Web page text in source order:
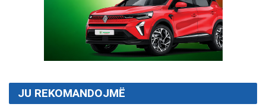
JU REKOMANDOJMË